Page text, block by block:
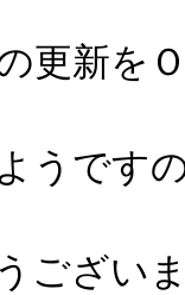
更新を
うです
ござい